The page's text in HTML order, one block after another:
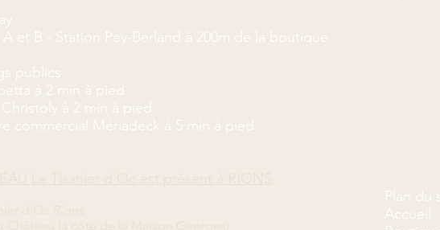
A et B - Station Pey-Berland à 200m de la boutique
publics
à 2 min à pied
à 2 min à pied
commercial Mériadeck à 5 min à pied
Plan du
Accueil